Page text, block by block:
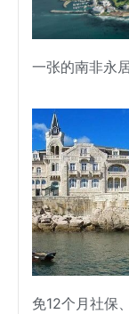
一张的南非永
免12个月社保